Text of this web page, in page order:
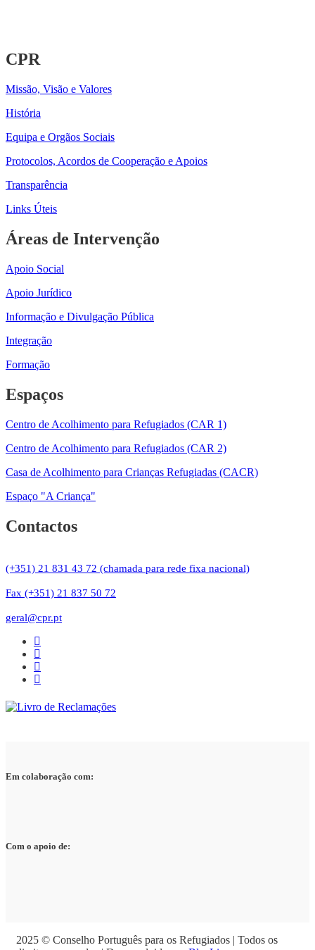
CPR
Missão, Visão e Valores
História
Equipa e Orgãos Sociais
Protocolos, Acordos de Cooperação e Apoios
Transparência
Links Úteis
Áreas de Intervenção
Apoio Social
Apoio Jurídico
Informação e Divulgação Pública
Integração
Formação
Espaços
Centro de Acolhimento para Refugiados (CAR 1)
Centro de Acolhimento para Refugiados (CAR 2)
Casa de Acolhimento para Crianças Refugiadas (CACR)
Espaço "A Criança"
Contactos
(+351) 21 831 43 72 (chamada para rede fixa nacional)
Fax (+351) 21 837 50 72
geral@cpr.pt
Em colaboração com:
Com o apoio de:
2025 © Conselho Português para os Refugiados | Todos os